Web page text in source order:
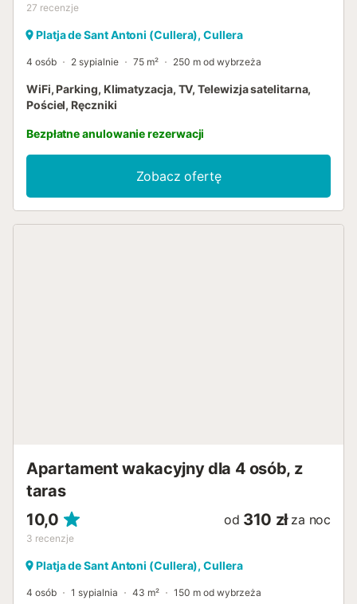
27 recenzje
Platja de Sant Antoni (Cullera), Cullera
4 osób 2 sypialnie 75 m² 250 m od wybrzeża
WiFi, Parking, Klimatyzacja, TV, Telewizja satelitarna,
Pościel, Ręczniki
Bezpłatne anulowanie rezerwacji
Zobacz ofertę
Apartament wakacyjny dla 4 osób, z
taras
10,0
3 recenzje
od 310 zł za noc
Platja de Sant Antoni (Cullera), Cullera
4 osób 1 sypialnia 43 m² 150 m od wybrzeża